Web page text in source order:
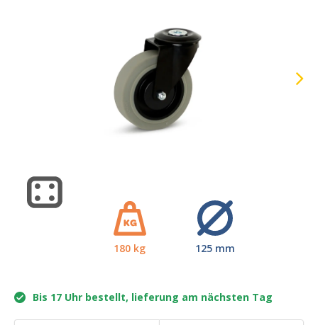
180 kg 125 mm
Bis 17 Uhr bestellt, lieferung am nächsten Tag